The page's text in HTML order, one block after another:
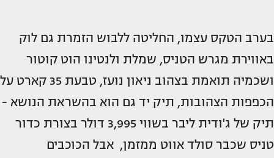
בערב הטקס עצמו, החליטה ללבוש הזמרת גם לוק
באווירת מגרש הטניס, שמלת ולנטינו הוט קוטור
ושכמיה תואמת בצהוב ניאון נועז, טבעת 35 קארט על
הכפפות הצהובות, תיק יד גם הוא בהשראת הנושא -
תיק של ג'ודית ליבר בשווי 3,995 דולר בצורת כדור
טניס שכבר סולד אווט ממזמן, אבל הכוכבים